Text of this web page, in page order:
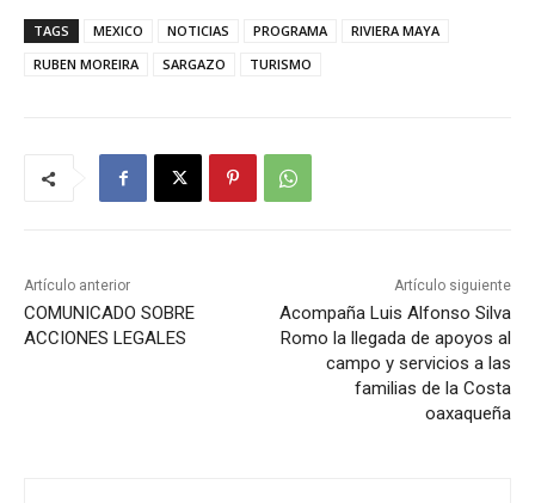
TAGS MEXICO NOTICIAS PROGRAMA
RIVIERA MAYA
RUBEN MOREIRA
SARGAZO TURISMO
Artículo anterior
COMUNICADO SOBRE
ACCIONES LEGALES
Artículo siguiente
Acompaña Luis Alfonso Silva
Romo la llegada de apoyos al
campo y servicios a las
familias de la Costa
oaxaqueña